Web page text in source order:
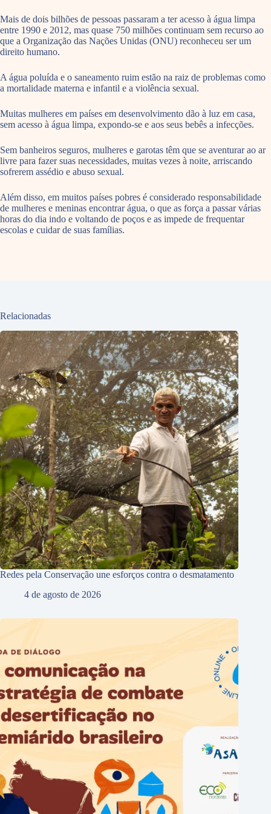
Mais de dois bilhões de pessoas passaram a ter acesso à água limpa
entre 1990 e 2012, mas quase 750 milhões continuam sem recurso ao
que a Organização das Nações Unidas (ONU) reconheceu ser um
direito humano.
A água poluída e o saneamento ruim estão na raiz de problemas como
a mortalidade materna e infantil e a violência sexual.
Muitas mulheres em países em desenvolvimento dão à luz em casa,
sem acesso à água limpa, expondo-se e aos seus bebês a infecções.
Sem banheiros seguros, mulheres e garotas têm que se aventurar ao ar
livre para fazer suas necessidades, muitas vezes à noite, arriscando
sofrerem assédio e abuso sexual.
Além disso, em muitos países pobres é considerado responsabilidade
de mulheres e meninas encontrar água, o que as força a passar várias
horas do dia indo e voltando de poços e as impede de frequentar
escolas e cuidar de suas famílias.
Relacionadas
Redes pela Conservação une esforços contra o desmatamento
4 de agosto de 2026